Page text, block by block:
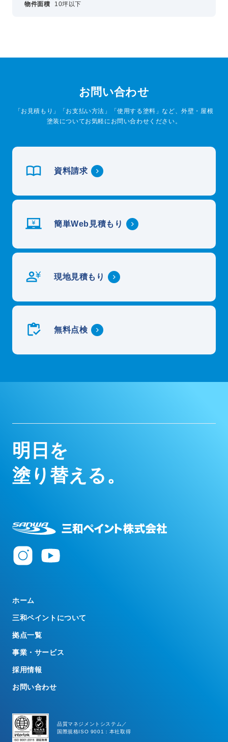
物件面積 10坪以下
お問い合わせ
「お見積もり」「お支払い方法」「使用する塗料」など、外壁・屋根
塗装についてお気軽にお問い合わせください。
資料請求
簡単Web見積もり
現地見積もり
無料点検
明 日 を
塗り替え る。
ホーム
三和ペイントについて
拠点一覧
事業・サービス
採用情報
お問い合わせ
品質マネジメントシステム／
国際規格ISO 9001：本社取得